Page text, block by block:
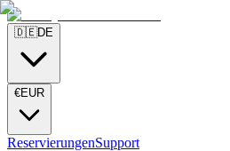
🇩🇪DE
€EUR
ReservierungenSupport